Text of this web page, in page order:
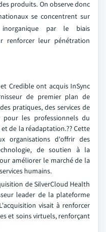
produits. On observe donc
se concentrent sur
par le biais
renforcer leur pénétration
Credible ont acquis InSync
de premier plan de
pratiques, des services de
les professionnels du
de la réadaptation.?? Cette
organisations d'offrir des
de soutien à la
améliorer le marché de la
humains.
de SilverCloud Health
leader de la plateforme
visait à renforcer
et soins virtuels, renforçant